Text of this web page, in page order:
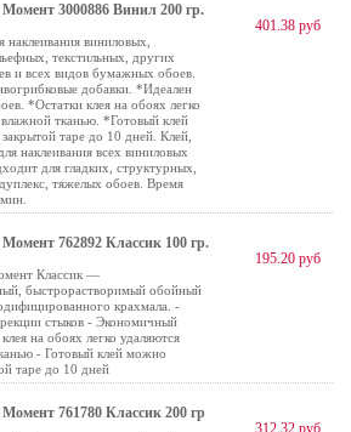
3000886 Винил 200 гр.
виниловых,
текстильных, других
и всех видов бумажных обоев.
добавки. *Идеален
*Остатки клея на обоях легко
влажной тканью. *Готовый клей
таре до 10 дней. Клей,
наклеивания всех виниловых
для гладких, структурных,
тяжелых обоев. Время
401.38 руб
762892 Классик 100 гр.
Классик —
быстрорастворимый обойный
крахмала. -
стыков - Экономичный
на обоях легко удаляются
- Готовый клей можно
таре до 10 дней
195.20 руб
761780 Классик 200 гр
312.32 руб